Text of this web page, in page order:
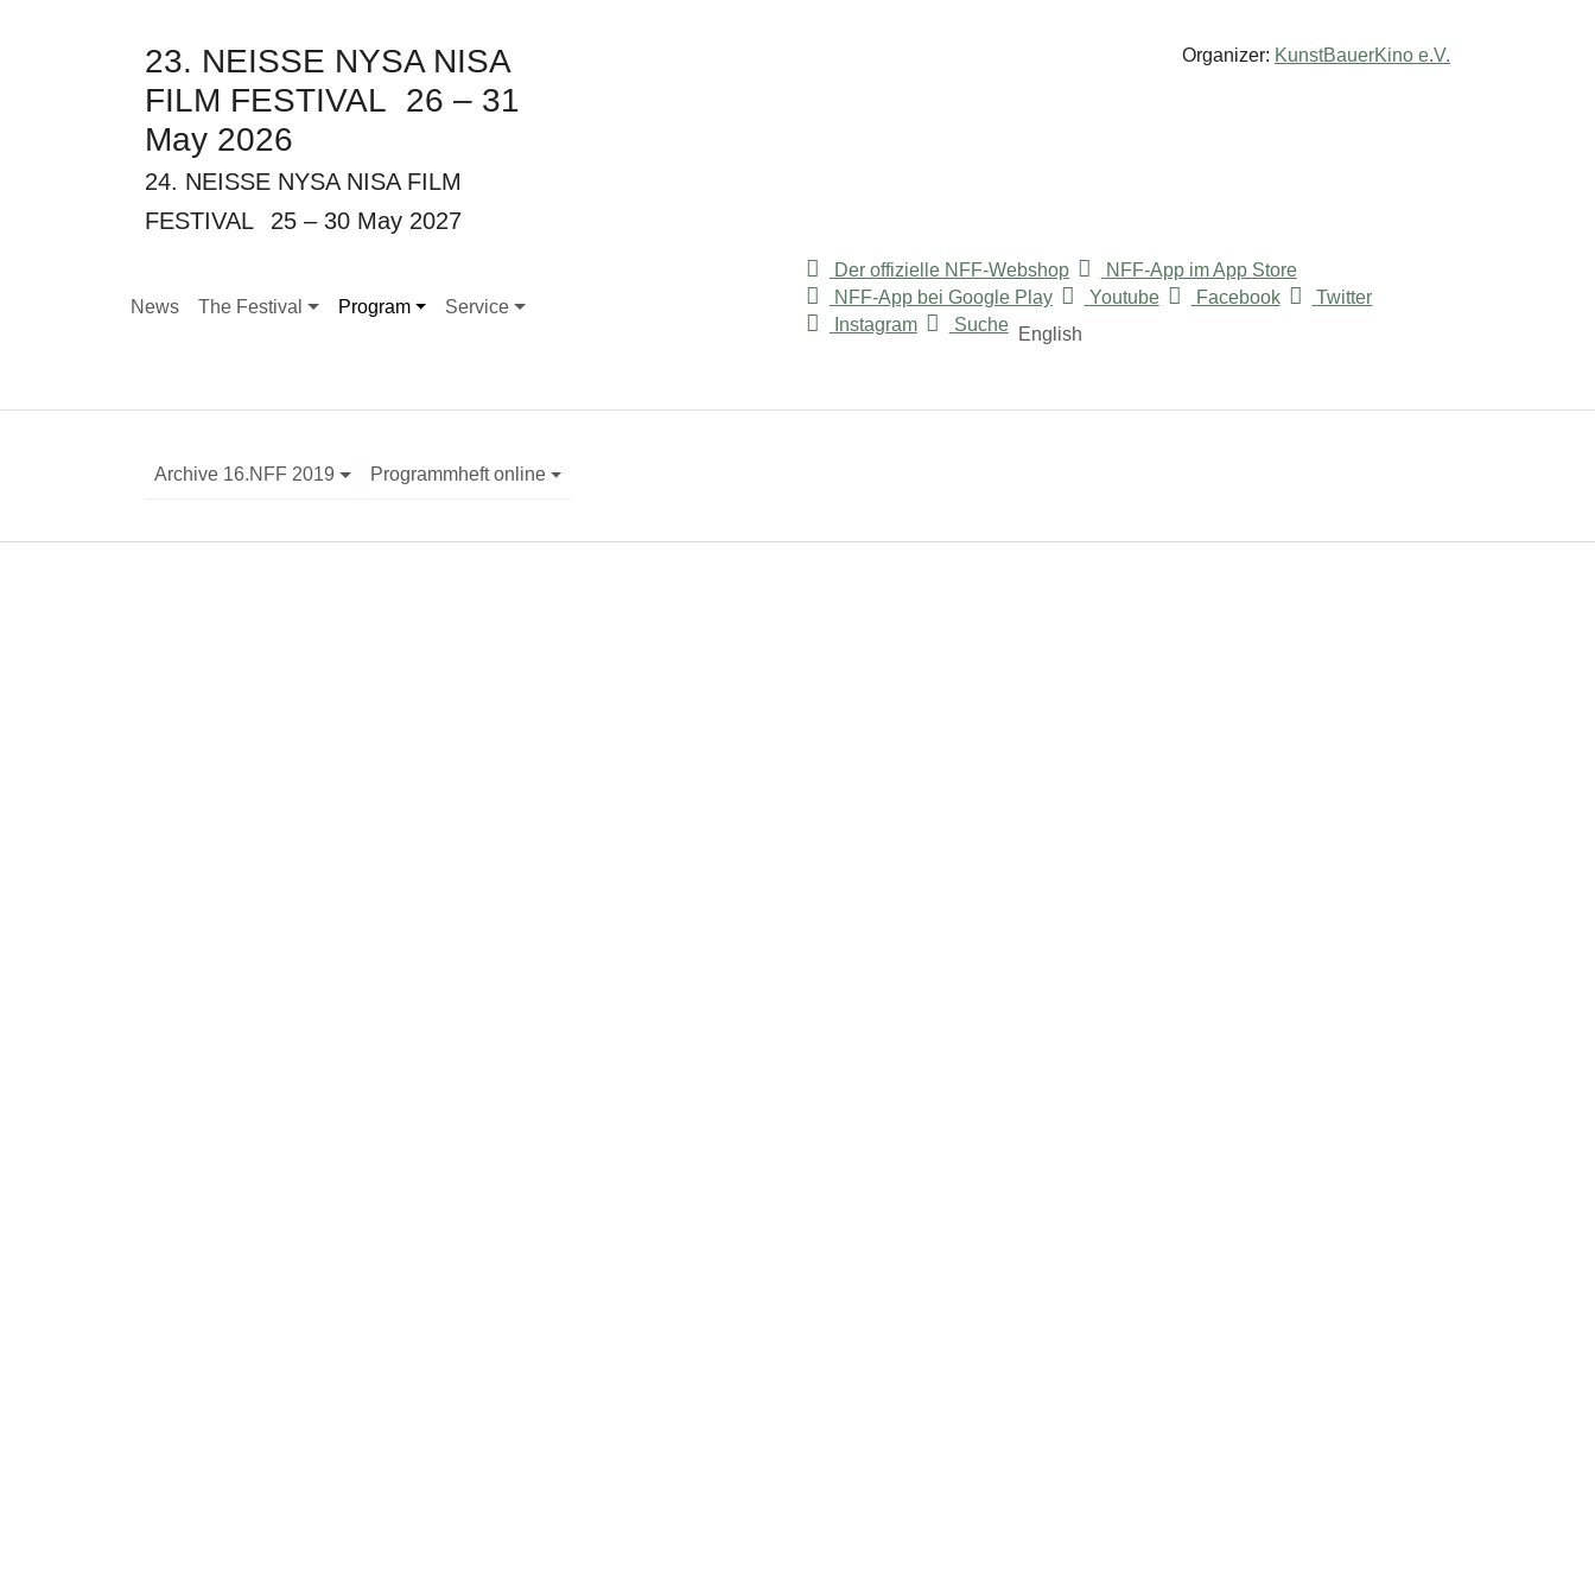
23. NEISSE NYSA NISA
FILM FESTIVAL 26 – 31
May 2026
24. NEISSE NYSA NISA FILM
FESTIVAL
25 – 30 May 2027
Organizer: KunstBauerKino e.V.
News The Festival
Submenu for "The Festival"
Program
Submenu for "Program"
Service
Submenu for "Service"
Der offizielle NFF-Webshop
NFF-App im App Store
NFF-App bei Google Play
Youtube Facebook
Twitter
Instagram
Suche English
Archive 16.NFF 2019 Programmheft online